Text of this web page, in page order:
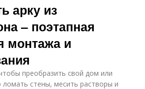
арку из
– поэтапная
монтажа и
преобразить свой дом или
ломать стены, месить растворы и